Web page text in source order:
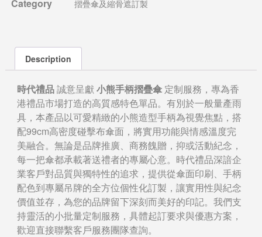
Category
摺疊傘及縮骨遮訂製
Description
時代禮品誠意呈獻小熊手柄摺疊傘定制服務，專為香
港禮品市場打造的高質感特色單品。有別於一般量產雨
具，本產品以可愛精緻的小熊造型手柄為視覺焦點，搭
配99cm高密度碰擊布傘面，將實用功能與情感溫度完
美融合。無論是品牌推廣、商務餽贈，抑或活動紀念，
每一把傘都承載著送禮者的專屬心意。時代禮品深諳企
業客戶對品質與獨特性的追求，提供從傘面印刷、手柄
配色到專屬吊牌的全方位個性化訂製，讓實用性與紀念
價值並存，為您的品牌留下深刻而美好的印記。我們支
持靈活的小批量定制服務，具體起訂要求與優惠方案，
歡迎直接聯繫客戶服務團隊查詢。